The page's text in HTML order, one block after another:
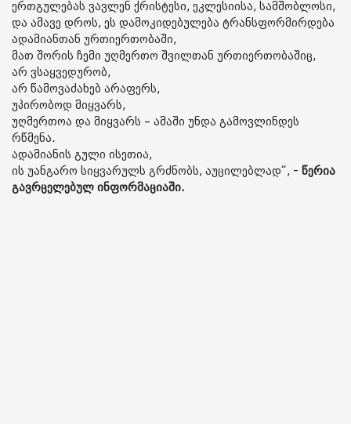
ერთგულებას ვავლენ ქრისტესი, ეკლესიისა, სამშობლოსი,
და ამავე დროს, ეს დამოკიდებულება ტრანსფორმირდება
ადამიანთან ურთიერთობაში,
მათ შორის ჩემი უღმერთო შვილთან ურთიერთობაშიც,
არ ვსაყვედურობ,
არ წამოვაძახებ არაფერს,
უპირობოდ მიყვარს,
უღმერთოა და მიყვარს – ამაში უნდა გამოვლინდეს
რწმენა.
ადამიანის გული ისეთია,
ის უანგარო სიყვარულს გრძნობს, აუცილებლად“, - წერია
გავრცელებულ ინფორმაციაში.